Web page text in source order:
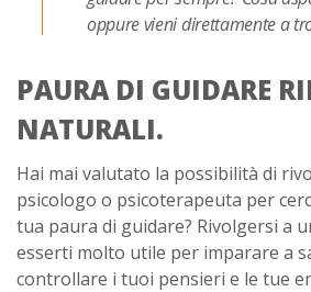
oppure vieni direttamente a
PAURA DI GUIDARE
NATURALI.
Hai mai valutato la possibilità di
psicologo o psicoterapeuta per
tua paura di guidare? Rivolgersi a
esserti molto utile per imparare a
controllare i tuoi pensieri e le tue